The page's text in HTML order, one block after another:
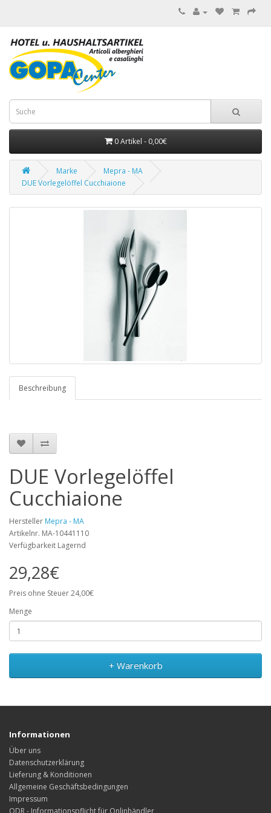
0 Artikel - 0,00€
Marke
Mepra - MA
DUE Vorlegelöffel Cucchiaione
Beschreibung
DUE Vorlegelöffel
Cucchiaione
Hersteller Mepra - MA
Artikelnr. MA-10441110
Verfügbarkeit Lagernd
29,28€
Preis ohne Steuer 24,00€
Menge
+ Warenkorb
Informationen
Über uns
Datenschutzerklärung
Lieferung & Konditionen
Allgemeine Geschäftsbedingungen
Impressum
ODR - Informationspflicht für Onlinhändler